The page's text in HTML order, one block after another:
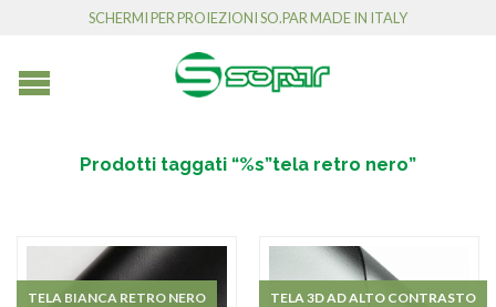
SCHERMI PER PROIEZIONI SO.PAR MADE IN ITALY
Prodotti taggati “%s”tela retro nero”
TELA BIANCA RETRO NERO TELA 3D AD ALTO CONTRASTO